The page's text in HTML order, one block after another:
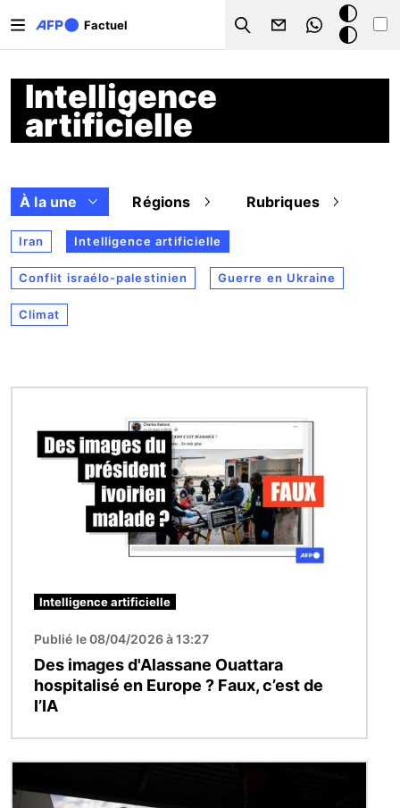
Factuel
Search
Mode
sombre
Intelligence
artificielle
À la une Régions Rubriques
Iran Intelligence artificielle
Conflit israélo-palestinien Guerre en Ukraine
Climat
Intelligence artificielle
Publié le 08/04/2026 à 13:27
Des images d'Alassane Ouattara
hospitalisé en Europe ? Faux, c’est de
l’IA